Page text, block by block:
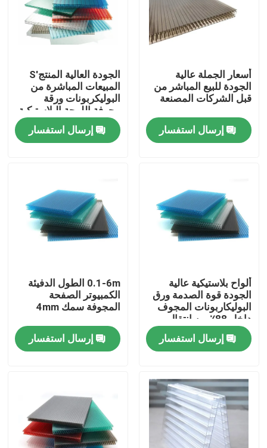
منزل
المنتجات
حول بنا
ضبط الجودة
اتصل بنا
جميع القضايا
ورقة البولي الصلبة
أسعار الجملة عالية
الجودة للبيع المباشر من
قبل الشركات المصنعة
إرسال استفسار
الجودة العالية المنتج'S
المبيعات المباشرة من
البوليكربونات ورقة
مجوفة اللوحة البلاستيكية
الدفيئة ألواح الشمس
إرسال استفسار
ألواح بلاستيكية عالية
الجودة قوة الصدمة ورق
البوليكاربونات المجوف
داخل 88٪ من انتقال
الضوء
إرسال استفسار
0.1-6m الطول الدفيئة
الكمبيوتر الصفحة
المجوفة سمك 4mm
إرسال استفسار